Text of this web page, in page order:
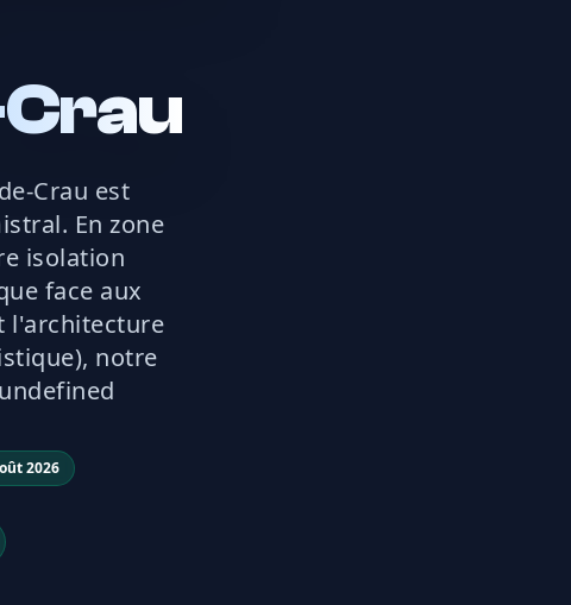
Crau est
En zone
isolation
face aux
l'architecture
notre
2026